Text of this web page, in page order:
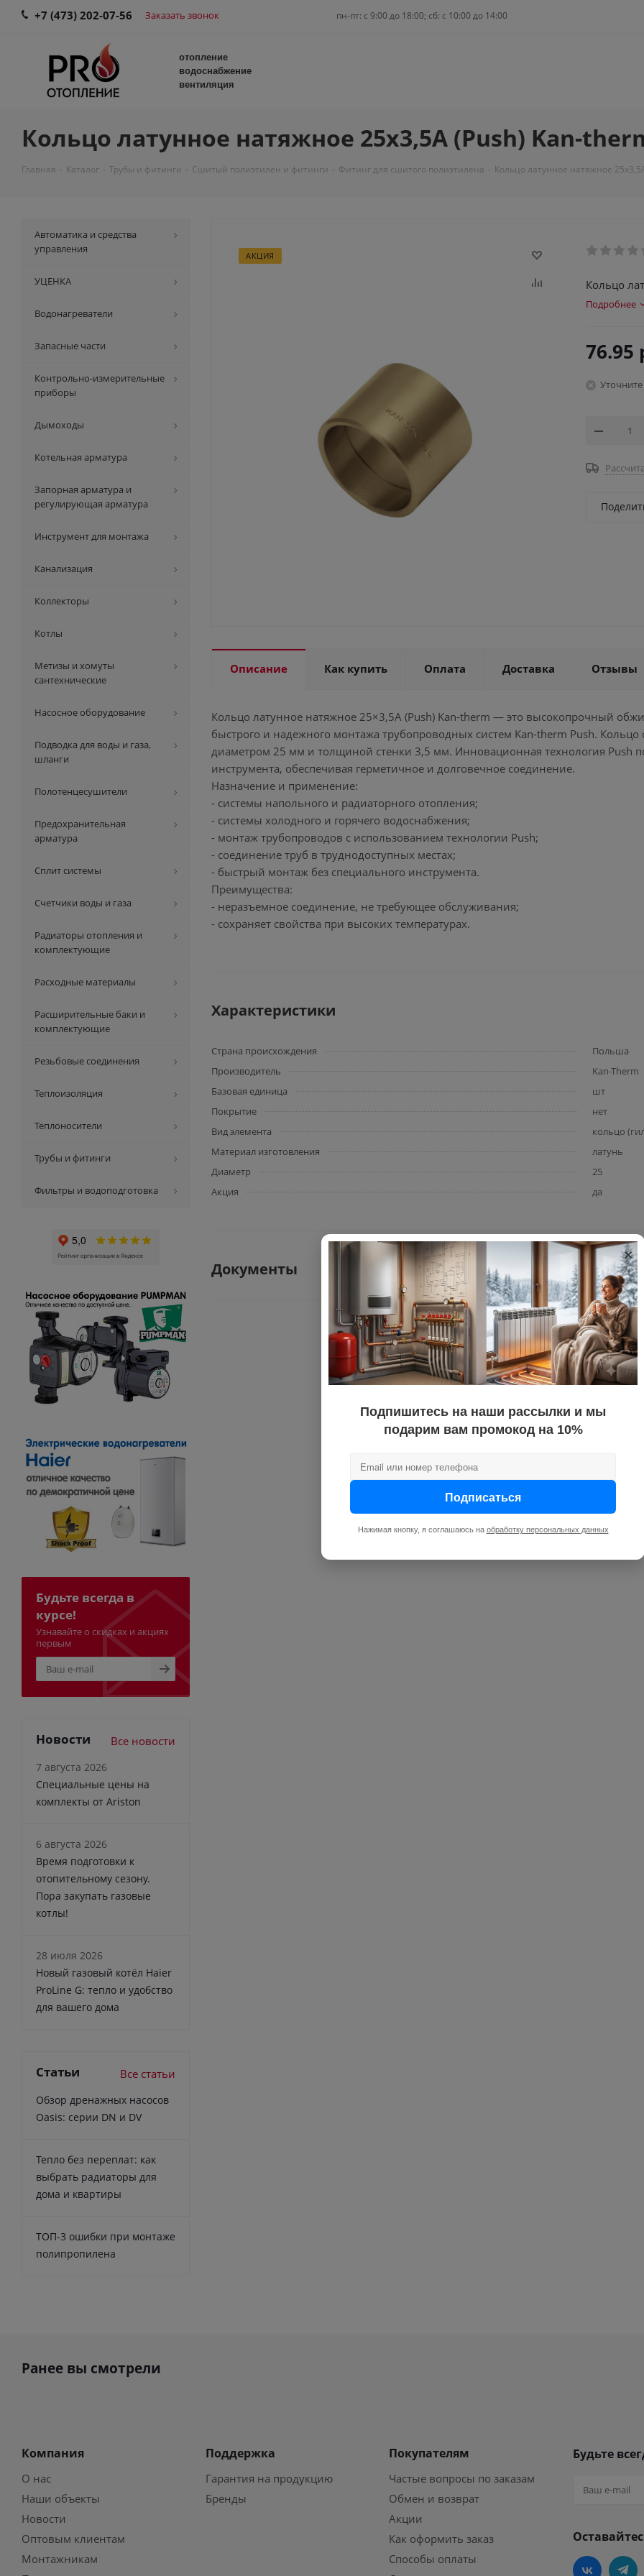
+7 (473) 202-07-56 Заказать звонок пн-пт: c 9:00 до 18:00; сб: с 10:00 до 14:00
отопление
водоснабжение
вентиляция
Кольцо латунное натяжное 25х3,5А (Push) Kan-
Главная - Каталог - Трубы и фитинги - Сшитый полиэтилен и фитинги - Фитинг для сшитого полиэтилена - Кольцо латунное натяжное
АКЦИЯ
Кольцо
Подробнее
76.95
Описание Как купить Оплата Доставка Отзывы
Кольцо латунное натяжное 25×3,5А (Push) Kan-therm — это высокопрочный
быстрого и надежного монтажа трубопроводных систем Kan-therm Push.
диаметром 25 мм и толщиной стенки 3,5 мм. Инновационная технология Push
инструмента, обеспечивая герметичное и долговечное соединение.
Назначение и применение:
- системы напольного и радиаторного отопления;
- системы холодного и горячего водоснабжения;
- монтаж трубопроводов с использованием технологии Push;
- соединение труб в труднодоступных местах;
- быстрый монтаж без специального инструмента.
Преимущества:
- неразъемное соединение, не требующее обслуживания;
- сохраняет свойства при высоких температурах.
Характеристики
Страна происхождения
Польша
Производитель
Kan-Therm
Базовая единица
шт
Покрытие
нет
Вид элемента
кольцо
Материал изготовления
латунь
Диаметр
25
Акция
да
Документы
Автоматика и средства
управления
УЦЕНКА
Водонагреватели
Запасные части
Контрольно-измерительные
приборы
Дымоходы
Котельная арматура
Запорная арматура и
регулирующая арматура
Инструмент для монтажа
Канализация
Коллекторы
Котлы
Метизы и хомуты
сантехнические
Насосное оборудование
Подводка для воды и газа,
шланги
Полотенцесушители
Предохранительная
арматура
Сплит системы
Счетчики воды и газа
Радиаторы отопления и
комплектующие
Расходные материалы
Расширительные баки и
комплектующие
Резьбовые соединения
Теплоизоляция
Теплоносители
Трубы и фитинги
Фильтры и водоподготовка
Будьте всегда в
курсе!
Узнавайте о скидках и акциях
первым
Новости Все новости
7 августа 2026
Специальные цены на
комплекты от Ariston
6 августа 2026
Время подготовки к
отопительному сезону.
Пора закупать газовые
котлы!
28 июля 2026
Новый газовый котёл Haier
ProLine G: тепло и удобство
для вашего дома
Статьи Все статьи
Обзор дренажных насосов
Oasis: серии DN и DV
Тепло без переплат: как
выбрать радиаторы для
дома и квартиры
ТОП-3 ошибки при монтаже
полипропилена
Ранее вы смотрели
Компания
О нас
Наши объекты
Новости
Оптовым клиентам
Монтажникам
Поддержка
Гарантия на продукцию
Бренды
Покупателям
Частые вопросы по заказам
Обмен и возврат
Акции
Как оформить заказ
Способы оплаты
Будьте
×
Подпишитесь на наши рассылки и мы
подарим вам промокод на 10%
Подписаться
Нажимая кнопку, я соглашаюсь на обработку персональных данных